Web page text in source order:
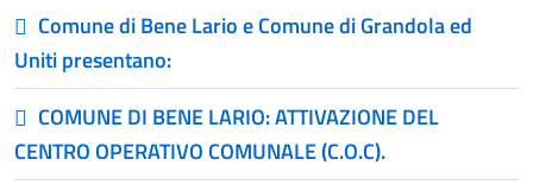
Comune di Bene Lario e Comune di Grandola ed
Uniti presentano:
COMUNE DI BENE LARIO: ATTIVAZIONE DEL
CENTRO OPERATIVO COMUNALE (C.O.C).